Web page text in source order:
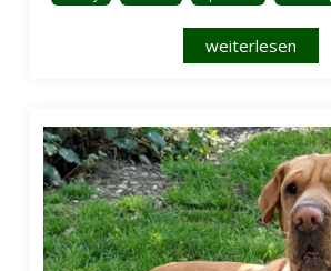
weiterlesen